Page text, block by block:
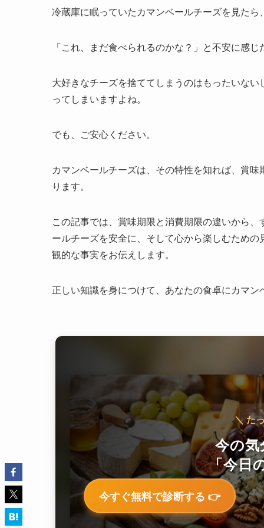
冷蔵庫に眠っていたカマンベールチーズを見た
「これ、まだ食べられるのかな？」と不安に感
大好きなチーズを捨ててしまうのはもったいな
ってしまいますよね。
でも、ご安心ください。
カマンベールチーズは、その特性を知れば、賞
ります。
この記事では、賞味期限と消費期限の違いから
ールチーズを安全に、そして心から楽しむため
観的な事実をお伝えします。
正しい知識を身につけて、あなたの食卓にカマ
＼ た
今の
「今日
今すぐ無料で診断する 👉